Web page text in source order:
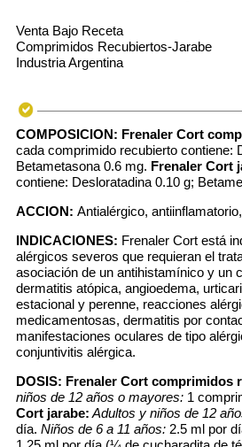
Venta Bajo Receta
Comprimidos Recubiertos-Jarabe
Industria Argentina
COMPOSICION: Frenaler Cort
cada comprimido recubierto contiene:
Betametasona 0.6 mg. Frenaler Cort
contiene: Desloratadina 0.10 g;
ACCION: Antialérgico,
INDICACIONES: Frenaler Cort está
alérgicos severos que requieran el
asociación de un antihistamínico y un
dermatitis atópica, angioedema,
estacional y perenne, reacciones
medicamentosas, dermatitis por
manifestaciones oculares de tipo
conjuntivitis alérgica.
DOSIS: Frenaler Cort comprimidos
niños de 12 años o mayores: 1
Cort jarabe: Adultos y niños de 12
día. Niños de 6 a 11 años: 2.5 ml por